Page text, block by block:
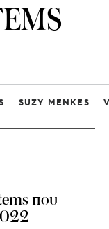
SUZY MENKES
που